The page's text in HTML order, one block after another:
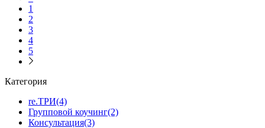
1
2
3
4
5
Категория
re.ТРИ(4)
Групповой коучинг(2)
Консультация(3)